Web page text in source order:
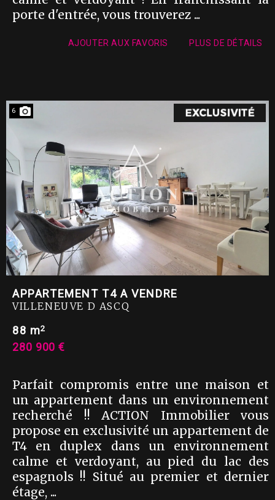
porte d'entrée, vous trouverez ...
AJOUTER AUX FAVORIS PLUS DE DÉTAILS
6
APPARTEMENT T4 A VENDRE
VILLENEUVE D ASCQ
88 m2
280 900 €
Parfait compromis entre une maison et
un appartement dans un environnement
recherché !! ACTION Immobilier vous
propose en exclusivité un appartement de
T4 en duplex dans un environnement
calme et verdoyant, au pied du lac des
espagnols !! Situé au premier et dernier
étage, ...